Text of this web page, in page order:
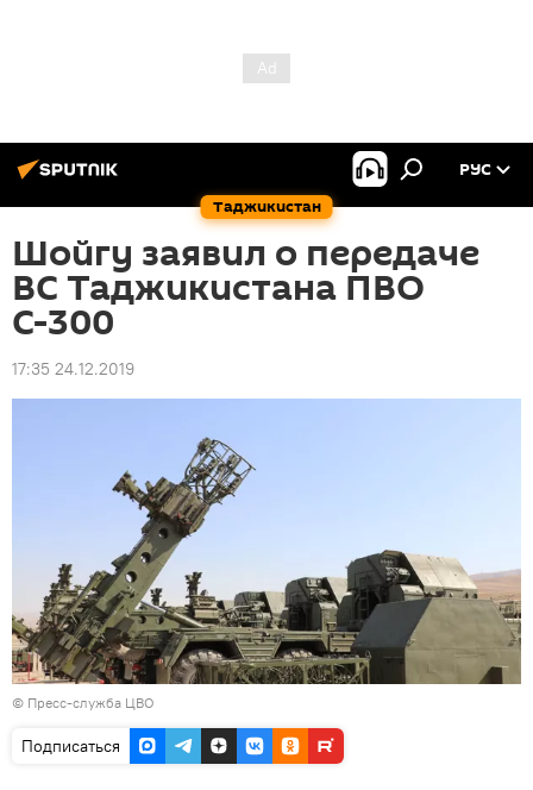
Таджикистан
РУС
Шойгу заявил о передаче
ВС Таджикистана ПВО
С-300
17:35 24.12.2019
© Пресс-служба ЦВО
Подписаться